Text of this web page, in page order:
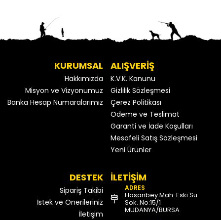
KURUMSAL
Hakkımızda
Misyon ve Vizyonumuz
Banka Hesap Numaralarımız
ALIŞVERİŞ
K.V.K. Kanunu
Gizlilik Sözleşmesi
Çerez Politikası
Ödeme ve Teslimat
Garanti ve İade Koşulları
Mesafeli Satış Sözleşmesi
Yeni Ürünler
DESTEK
Sipariş Takibi
İstek ve Önerileriniz
İletişim
İLETİŞİM
ADRES
Hasanbey Mah. Eski Su
Sok. No:15/1
MUDANYA/BURSA